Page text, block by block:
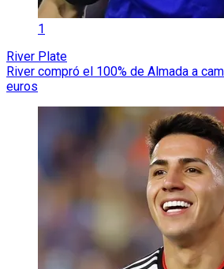
1
River Plate
River compró el 100% de Almada a
euros